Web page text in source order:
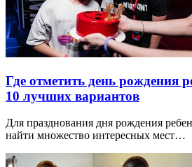
Где отметить день рождения
10 лучших вариантов
Для празднования дня рождения
найти множество интересных мест…